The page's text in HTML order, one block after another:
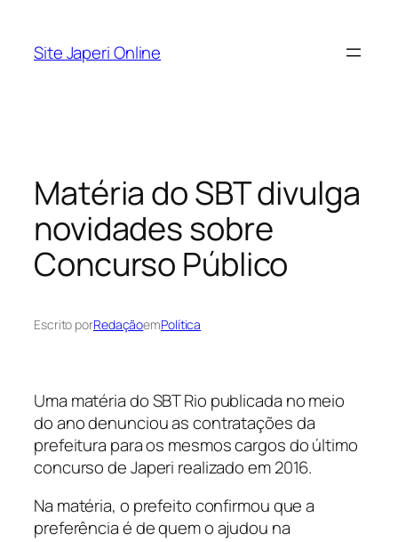
Site Japeri Online
Matéria do SBT divulga
novidades sobre
Concurso Público
Escrito porRedaçãoemPolítica
Uma matéria do SBT Rio publicada no meio
do ano denunciou as contratações da
prefeitura para os mesmos cargos do último
concurso de Japeri realizado em 2016.
Na matéria, o prefeito confirmou que a
preferência é de quem o ajudou na